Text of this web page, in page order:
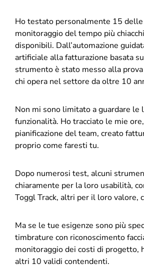
Ho testato personalmente 15
monitoraggio del tempo più
disponibili. Dall’automazione
artificiale alla fatturazione basata
strumento è stato messo alla
chi opera nel settore da oltre 10
Non mi sono limitato a guardare le
funzionalità. Ho tracciato le mie
pianificazione del team, creato
proprio come faresti tu.
Dopo numerosi test, alcuni
chiaramente per la loro usabilità,
Toggl Track, altri per il loro valore,
Ma se le tue esigenze sono più
timbrature con riconoscimento
monitoraggio dei costi di progetto,
altri 10 validi contendenti.